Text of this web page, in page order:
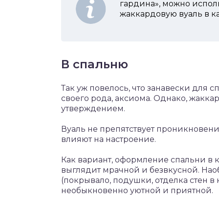
гардина», можно
жаккардовую вуаль в
В спальню
Так уж повелось, что занавески для
своего рода, аксиома. Однако,
утверждением.
Вуаль не препятствует
влияют на настроение.
Как вариант, оформление спальни в
выглядит мрачной и безвкусной.
(покрывало, подушки, отделка стен в
необыкновенно уютной и приятной.